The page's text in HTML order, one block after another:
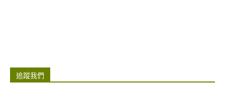
追蹤我們